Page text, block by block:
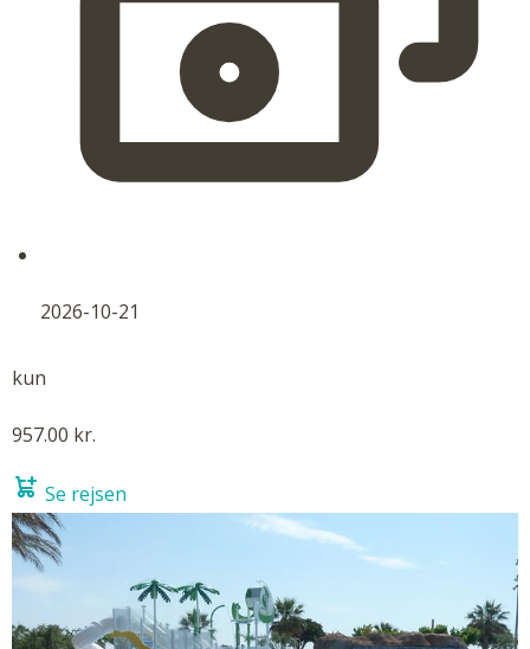
2026-10-21
kun
957.00 kr.
Se rejsen